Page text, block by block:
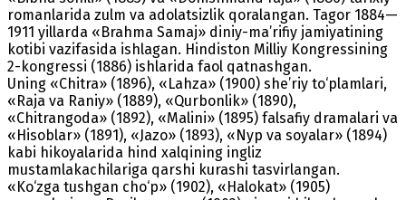
romanlarida zulm va adolatsizlik qoralangan. Tagor 1884—
1911 yillarda «Brahma Samaj» diniy-ma’rifiy jamiyatining
kotibi vazifasida ishlagan. Hindiston Milliy Kongressining
2-kongressi (1886) ishlarida faol qatnashgan.
Uning «Chitra» (1896), «Lahza» (1900) she’riy to‘plamlari,
«Raja va Raniy» (1889), «Qurbonlik» (1890),
«Chitrangoda» (1892), «Malini» (1895) falsafiy dramalari va
«Hisoblar» (1891), «Jazo» (1893), «Nyp va soyalar» (1894)
kabi hikoyalarida hind xalqining ingliz
mustamlakachilariga qarshi kurashi tasvirlangan.
«Ko‘zga tushgan cho‘p» (1902), «Halokat» (1905)